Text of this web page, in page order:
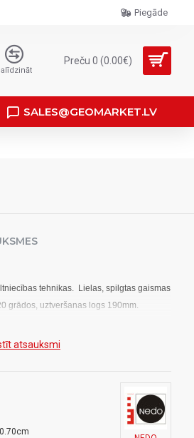
Piegāde
Preču 0 (0.00€)
SALES@GEOMARKET.LV
tehnikas. Lielas, spilgtas gaismas
grādos, uztveršanas logs 190mm.
atsauksmi